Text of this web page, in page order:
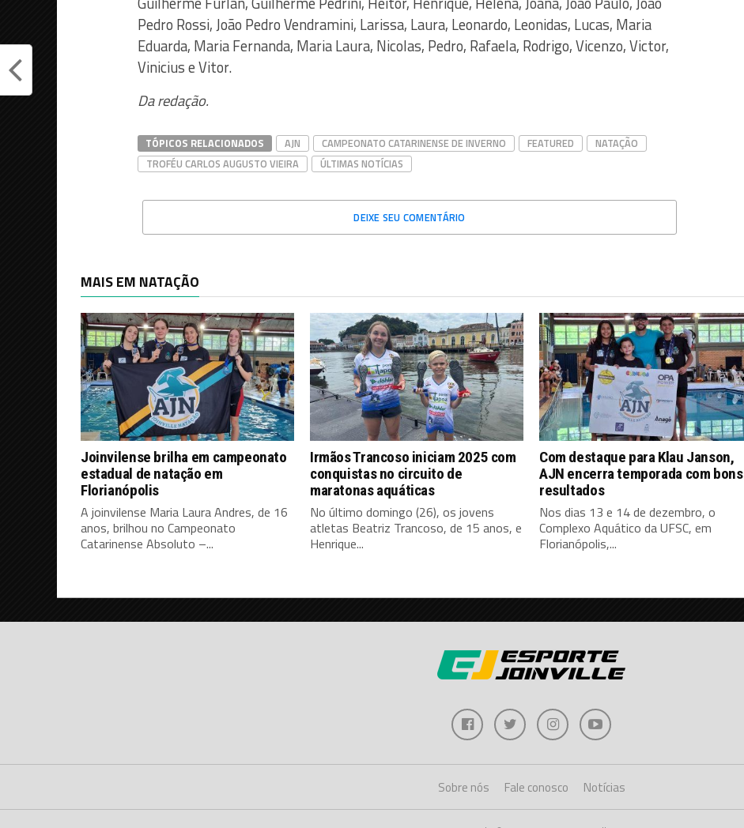
Pedro Rossi, João Pedro Vendramini, Larissa, Laura, Leonardo, Leonidas, Lucas, Maria
Eduarda, Maria Fernanda, Maria Laura, Nicolas, Pedro, Rafaela, Rodrigo, Vicenzo, Victor,
Vinicius e Vitor.
Da redação.
TÓPICOS RELACIONADOS AJN CAMPEONATO CATARINENSE DE INVERNO FEATURED
NATAÇÃO
TROFÉU CARLOS AUGUSTO VIEIRA
ÚLTIMAS NOTÍCIAS
DEIXE SEU COMENTÁRIO
MAIS EM NATAÇÃO
Joinvilense brilha em campeonato
estadual de natação em
Florianópolis
A joinvilense Maria Laura Andres, de 16
anos, brilhou no Campeonato
Catarinense Absoluto –...
Irmãos Trancoso iniciam 2025 com
conquistas no circuito de
maratonas aquáticas
No último domingo (26), os jovens
atletas Beatriz Trancoso, de 15 anos, e
Henrique...
Com destaque para Klau Janson,
AJN encerra temporada com bons
resultados
Nos dias 13 e 14 de dezembro, o
Complexo Aquático da UFSC, em
Florianópolis,...
Sobre nós Fale conosco Notícias